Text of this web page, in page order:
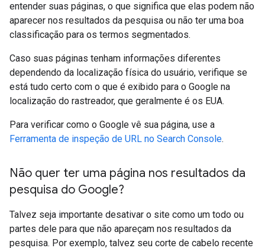
entender suas páginas, o que significa que elas podem não
aparecer nos resultados da pesquisa ou não ter uma boa
classificação para os termos segmentados.
Caso suas páginas tenham informações diferentes
dependendo da localização física do usuário, verifique se
está tudo certo com o que é exibido para o Google na
localização do rastreador, que geralmente é os EUA.
Para verificar como o Google vê sua página, use a
Ferramenta de inspeção de URL no Search Console.
Não quer ter uma página nos resultados da
pesquisa do Google?
Talvez seja importante desativar o site como um todo ou
partes dele para que não apareçam nos resultados da
pesquisa. Por exemplo, talvez seu corte de cabelo recente